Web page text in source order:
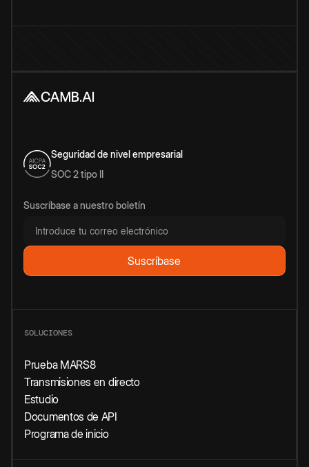
Seguridad de nivel empresarial
SOC 2 tipo II
Suscríbase a nuestro boletín
SOLUCIONES
Prueba MARS8
Transmisiones en directo
Estudio
Documentos de API
Programa de inicio